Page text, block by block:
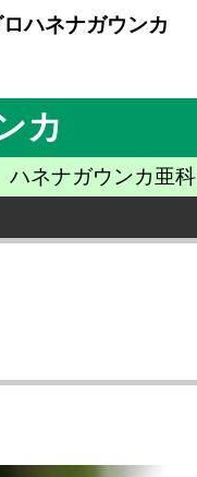
ハネナガウンカ
カ
ネナガウンカ亜科